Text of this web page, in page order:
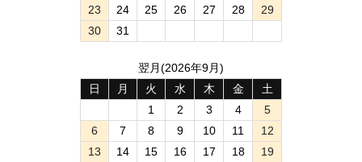
23
24 25 26 27 28
29
30
31
翌月(2026年9月)
日
月 火 水 木 金
土
1
2 3 4
5
6
7 8 9 10 11
12
13
14 15 16 17 18
19